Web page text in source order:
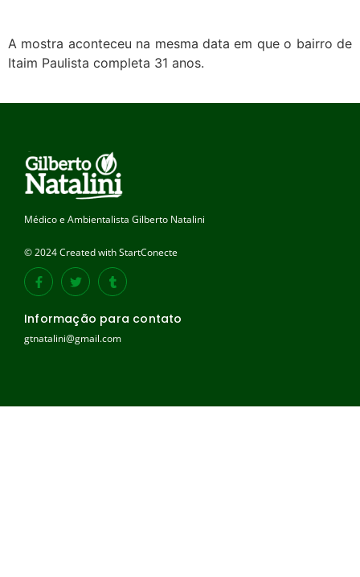
A mostra aconteceu na mesma data em que o bairro de
Itaim Paulista completa 31 anos.
Médico e Ambientalista Gilberto Natalini
© 2024 Created with StartConecte
Informação para contato
gtnatalini@gmail.com